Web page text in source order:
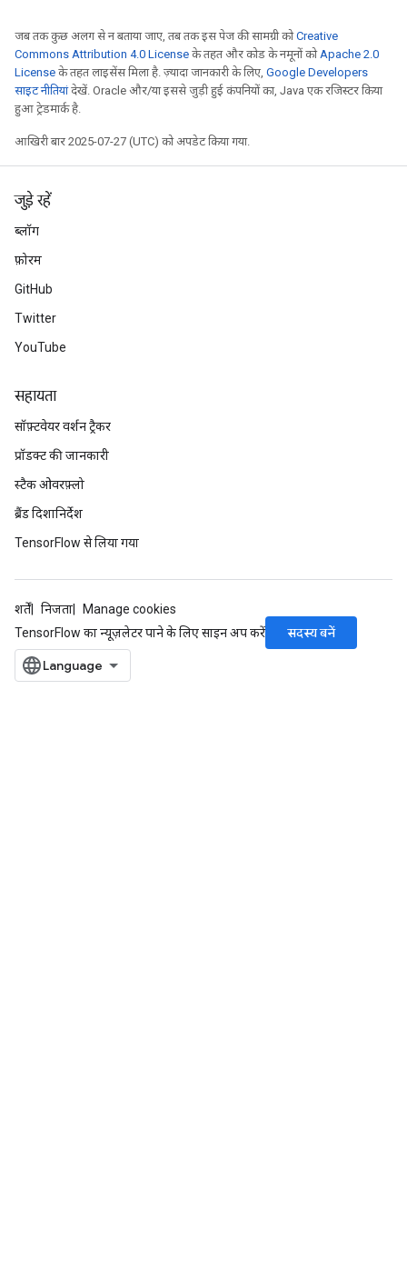
जब तक कुछ अलग से न बताया जाए, तब तक इस पेज की सामग्री कोCreative
Commons Attribution 4.0 License के तहत और कोड के नमूनों कोApache 2.0
License के तहत लाइसेंस मिला है. ज़्यादा जानकारी के लिए, Google Developers
साइट नीतियांदेखें. Oracle और/या इससे जुड़ी हुई कंपनियों का, Java एक रजिस्टर किया
हुआ ट्रेडमार्क है.
आखिरी बार 2025-07-27 (UTC) को अपडेट किया गया.
जुड़े रहें
ब्लॉग
फ़ोरम
GitHub
Twitter
YouTube
सहायता
सॉफ़्टवेयर वर्शन ट्रैकर
प्रॉडक्ट की जानकारी
स्टैक ओवरफ़्लो
ब्रैंड दिशानिर्देश
TensorFlow से लिया गया
शर्तें निजता
Manage cookies
TensorFlow का न्यूज़लेटर पाने के लिए साइन अप करें
सदस्य बनें